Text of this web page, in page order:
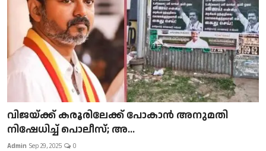
വിജയ്ക്ക് കരൂരിലേക്ക് പോകാൻ അനുമതി
നിഷേധിച്ച് പൊലീസ്; അ...
Admin Sep 29, 2025 0